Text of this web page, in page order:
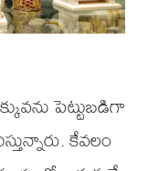
పెట్టుబడిగా
కేవలం